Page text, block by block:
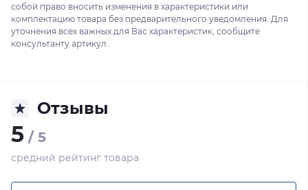
собой право вносить изменения в характеристики или
комплектацию товара без предварительного уведомления. Для
уточнения всех важных для Вас характеристик, сообщите
консультанту артикул .
Отзывы
5 / 5
средний рейтинг товара